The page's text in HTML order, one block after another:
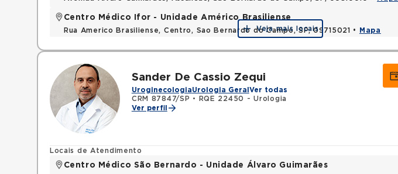
Centro Médico Ifor - Unidade Américo Brasiliense
Rua Americo Brasiliense, Centro, Sao Bernardo do Campo, SP, 09715021 • Mapa
Veja mais locais
Sander De Cassio Zequi
UroginecologiaUrologia Geral Ver todas
CRM 87847/SP •
RQE 22450 - Urologia
Ver perfil
Locais de Atendimento
Centro Médico São Bernardo - Unidade Álvaro Guimarães